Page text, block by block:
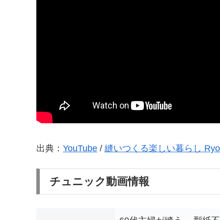
出典： YouTube / 縫いつくる楽しい暮らし
チュニック動画情報